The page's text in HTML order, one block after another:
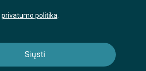
privatumo politika